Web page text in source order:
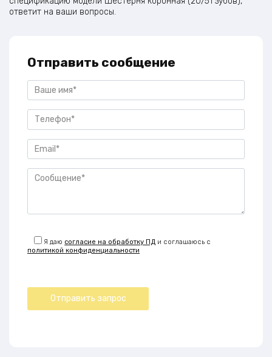
ответит на ваши вопросы.
Отправить сообщение
Я даюсогласие на обработку ПД и соглашаюсь с
политикой конфиденциальности